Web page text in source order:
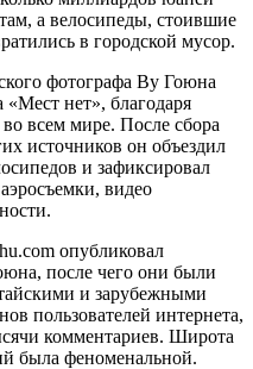
а велосипеды, стоившие
в городской мусор.
фотографа Ву Гоюна
нет», благодаря
всем мире. После сбора
источников он объездил
и зафиксировал
видео
опубликовал
после чего они были
и зарубежными
пользователей интернета,
комментариев. Широта
была феноменальной.